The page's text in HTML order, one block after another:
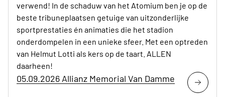
verwend! In de schaduw van het Atomium ben je op de
beste tribuneplaatsen getuige van uitzonderlijke
sportprestaties én animaties die het stadion
onderdompelen in een unieke sfeer. Met een optreden
van Helmut Lotti als kers op de taart. ALLEN
daarheen!
05.09.2026 Allianz Memorial Van Damme